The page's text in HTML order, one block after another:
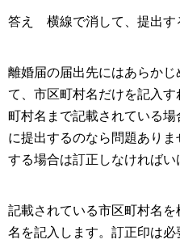
答え 横線で消して、提出す
離婚届の届出先にはあらか
て、市区町村名だけを記入
町村名まで記載されている
に提出するのなら問題あり
する場合は訂正しなければい
記載されている市区町村名
名を記入します。訂正印は必